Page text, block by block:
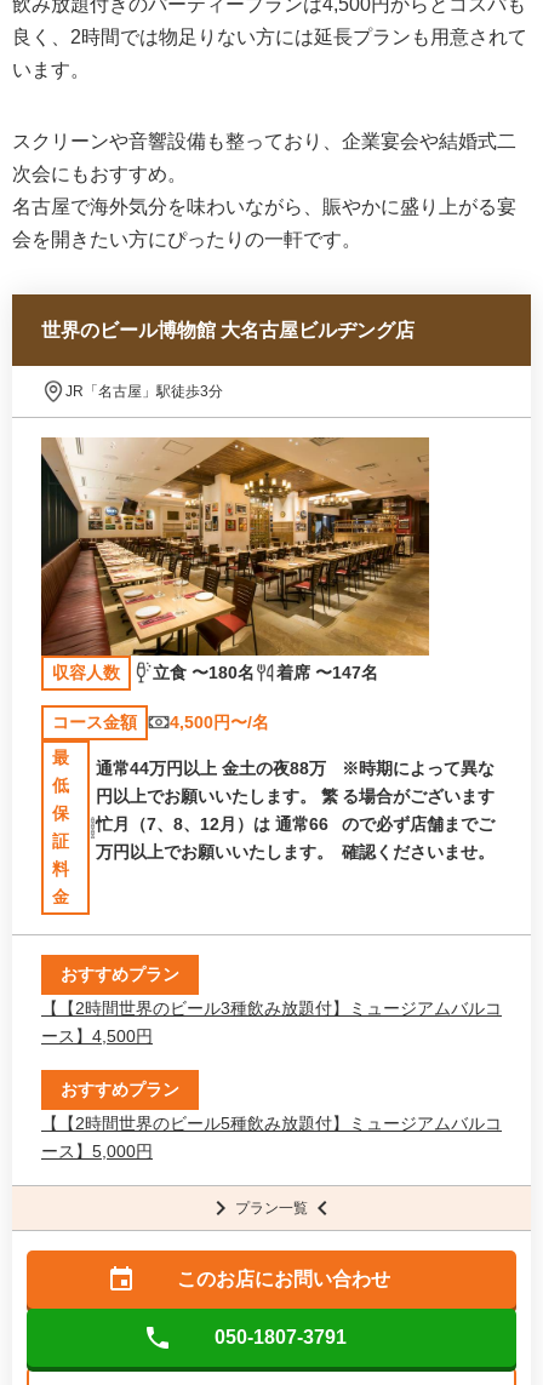
飲み放題付きのパーティープランは4,500円からとコスパも
良く、2時間では物足りない方には延長プランも用意されて
います。
スクリーンや音響設備も整っており、企業宴会や結婚式二
次会にもおすすめ。
名古屋で海外気分を味わいながら、賑やかに盛り上がる宴
会を開きたい方にぴったりの一軒です。
世界のビール博物館 大名古屋ビルヂング店
JR「名古屋」駅徒歩3分
収容人数 立食 〜180名 着席 〜147名
コース金額
4,500円〜/名
最
低
保
証
料
金
通常44万円以上 金土の夜88万
円以上でお願いいたします。
繁
忙月（7、8、12月）は通常66
万円以上でお願いいたします。
※時期によって異な
る場合がございます
ので必ず店舗までご
確認くださいませ。
おすすめプラン
【【2時間世界のビール3種飲み放題付】ミュージアムバルコ
ース】4,500円
おすすめプラン
【【2時間世界のビール5種飲み放題付】ミュージアムバルコ
ース】5,000円
プラン一覧
このお店にお問い合わせ
050-1807-3791